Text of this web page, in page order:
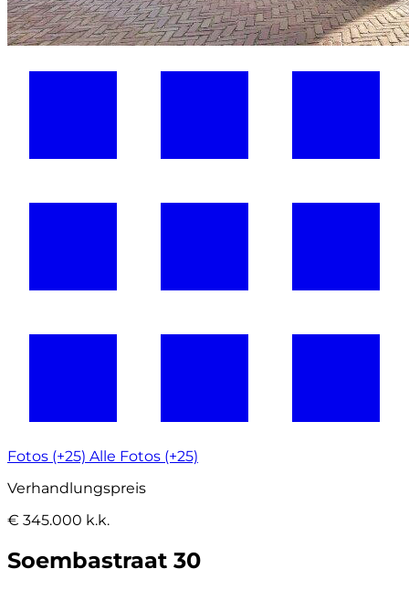
Fotos (+25) Alle Fotos (+25)
Verhandlungspreis
€ 345.000 k.k.
Soembastraat 30